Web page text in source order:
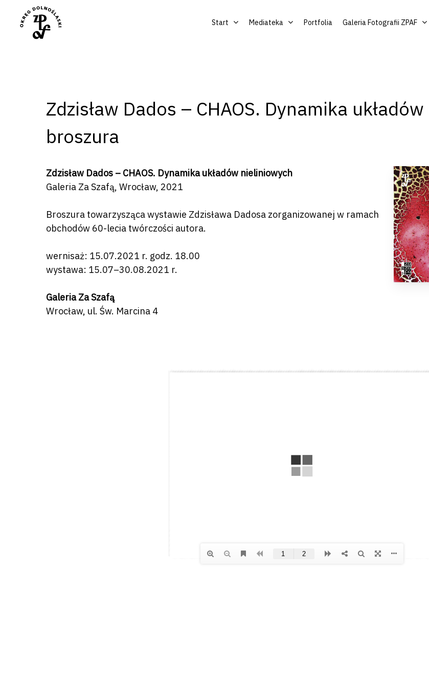
Start Mediateka Portfolia Galeria Fotografii ZPAF
Zdzisław Dados – CHAOS. Dynamika
broszura
Zdzisław Dados – CHAOS. Dynamika układów nieliniowych
Galeria Za Szafą, Wrocław, 2021
Broszura towarzysząca wystawie Zdzisława Dadosa zorganizowanej w ramach
obchodów 60-lecia twórczości autora.
wernisaż: 15.07.2021 r. godz. 18.00
wystawa: 15.07–30.08.2021 r.
Galeria Za Szafą
Wrocław, ul. Św. Marcina 4